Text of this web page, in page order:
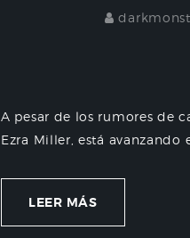
A pesar de los rumores de
Ezra Miller, está avanzando
LEER MÁS